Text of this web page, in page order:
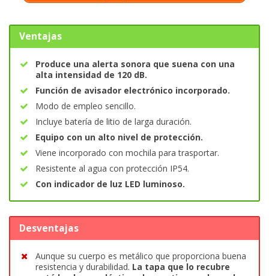
Ventajas
Produce una alerta sonora que suena con una
alta intensidad de 120 dB.
Función de avisador electrónico incorporado.
Modo de empleo sencillo.
Incluye batería de litio de larga duración.
Equipo con un alto nivel de protección.
Viene incorporado con mochila para trasportar.
Resistente al agua con protección IP54.
Con indicador de luz LED luminoso.
Desventajas
Aunque su cuerpo es metálico que proporciona buena
resistencia y durabilidad. La tapa que lo recubre